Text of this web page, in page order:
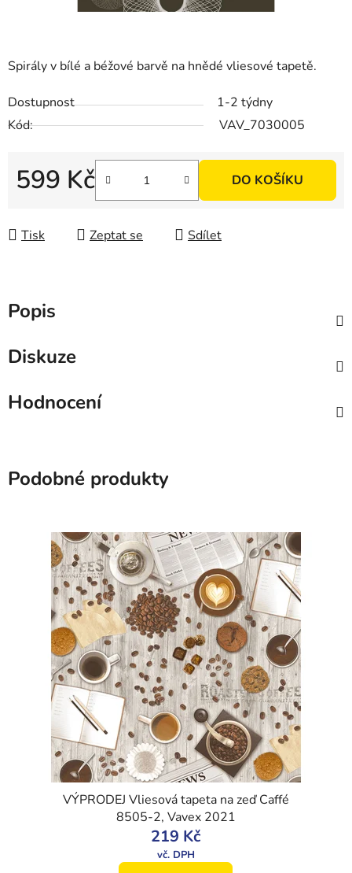
Spirály v bílé a béžové barvě na hnědé vliesové tapetě.
Dostupnost
1-2 týdny
Kód:
VAV_7030005
599 Kč DO KOŠÍKU
Tisk Zeptat se Sdílet
Popis
Diskuze
Hodnocení
Podobné produkty
VÝPRODEJ Vliesová tapeta na zeď Caffé
8505-2, Vavex 2021
219 Kč